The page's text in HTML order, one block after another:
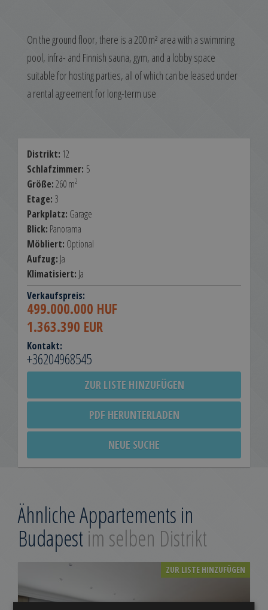
On the ground floor, there is a 200 m² area with a swimming
pool, infra- and Finnish sauna, gym, and a lobby space
suitable for hosting parties, all of which can be leased under
a rental agreement for long-term use
Distrikt: 12
Schlafzimmer: 5
Größe:260 m2
Etage: 3
Parkplatz: Garage
Blick: Panorama
Möbliert: Optional
Aufzug: Ja
Klimatisiert: Ja
Verkaufspreis:
499.000.000 HUF
1.363.390 EUR
Kontakt:
+36204968545
ZUR LISTE HINZUFÜGEN
PDF HERUNTERLADEN
NEUE SUCHE
Ähnliche Appartements in
Budapestim selben Distrikt
ZUR LISTE HINZUFÜGEN